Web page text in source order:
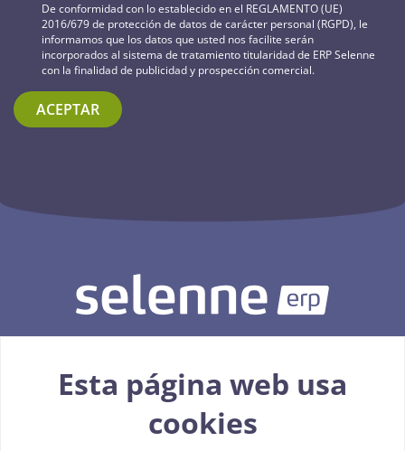
De conformidad con lo establecido en el REGLAMENTO (UE)
2016/679 de protección de datos de carácter personal (RGPD), le
informamos que los datos que usted nos facilite serán
incorporados al sistema de tratamiento titularidad de ERP Selenne
con la finalidad de publicidad y prospección comercial.
ACEPTAR
926 093 015Esta página web usa
cookies